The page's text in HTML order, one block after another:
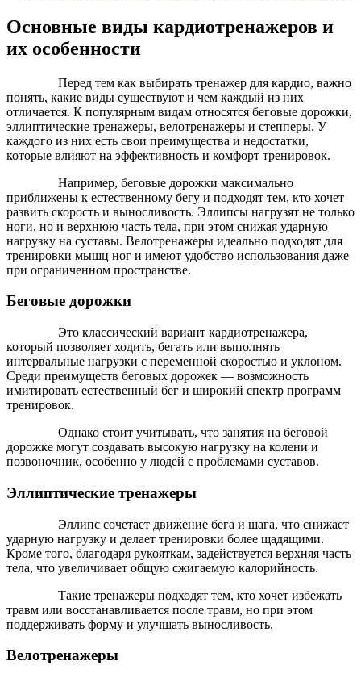
Основные виды кардиотренажеров и
их особенности
Перед тем как выбирать тренажер для кардио, важно
понять, какие виды существуют и чем каждый из них
отличается. К популярным видам относятся беговые дорожки,
эллиптические тренажеры, велотренажеры и степперы. У
каждого из них есть свои преимущества и недостатки,
которые влияют на эффективность и комфорт тренировок.
Например, беговые дорожки максимально
приближены к естественному бегу и подходят тем, кто хочет
развить скорость и выносливость. Эллипсы нагрузят не только
ноги, но и верхнюю часть тела, при этом снижая ударную
нагрузку на суставы. Велотренажеры идеально подходят для
тренировки мышц ног и имеют удобство использования даже
при ограниченном пространстве.
Беговые дорожки
Это классический вариант кардиотренажера,
который позволяет ходить, бегать или выполнять
интервальные нагрузки с переменной скоростью и уклоном.
Среди преимуществ беговых дорожек — возможность
имитировать естественный бег и широкий спектр программ
тренировок.
Однако стоит учитывать, что занятия на беговой
дорожке могут создавать высокую нагрузку на колени и
позвоночник, особенно у людей с проблемами суставов.
Эллиптические тренажеры
Эллипс сочетает движение бега и шага, что снижает
ударную нагрузку и делает тренировки более щадящими.
Кроме того, благодаря рукояткам, задействуется верхняя часть
тела, что увеличивает общую сжигаемую калорийность.
Такие тренажеры подходят тем, кто хочет избежать
травм или восстанавливается после травм, но при этом
поддерживать форму и улучшать выносливость.
Велотренажеры